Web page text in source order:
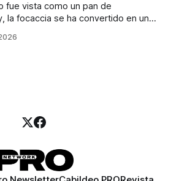
fue vista como un pan de
la focaccia se ha convertido en uno
de calidad y experiencias que